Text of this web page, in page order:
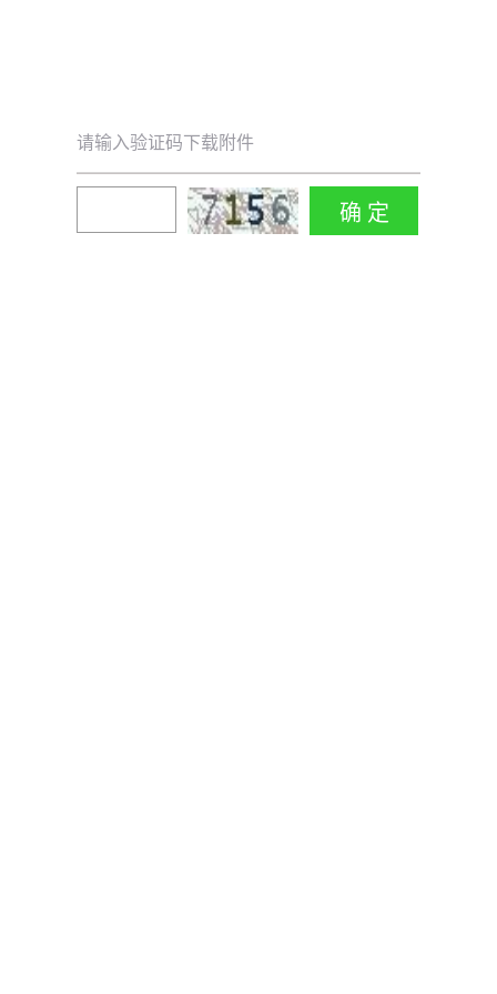
请输入验证码下载附件